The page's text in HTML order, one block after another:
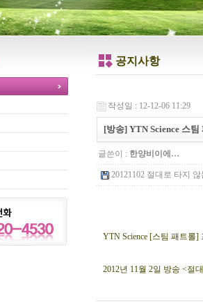
공지사항
작성일 : 12-12-06 11:29
[방송] YTN Science 스
글쓴이 : 한양비이에…
20121102 절대로 타지
YTN Science [스팀 패트롤
2012년 11월 2일 방송 <절